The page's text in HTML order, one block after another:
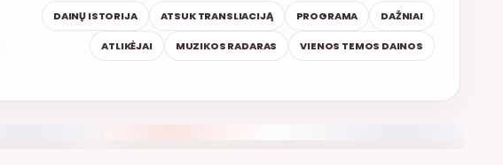
DAINŲ ISTORIJA ATSUK TRANSLIACIJĄ PROGRAMA DAŽNIAI
ATLIKĖJAI MUZIKOS RADARAS VIENOS TEMOS DAINOS